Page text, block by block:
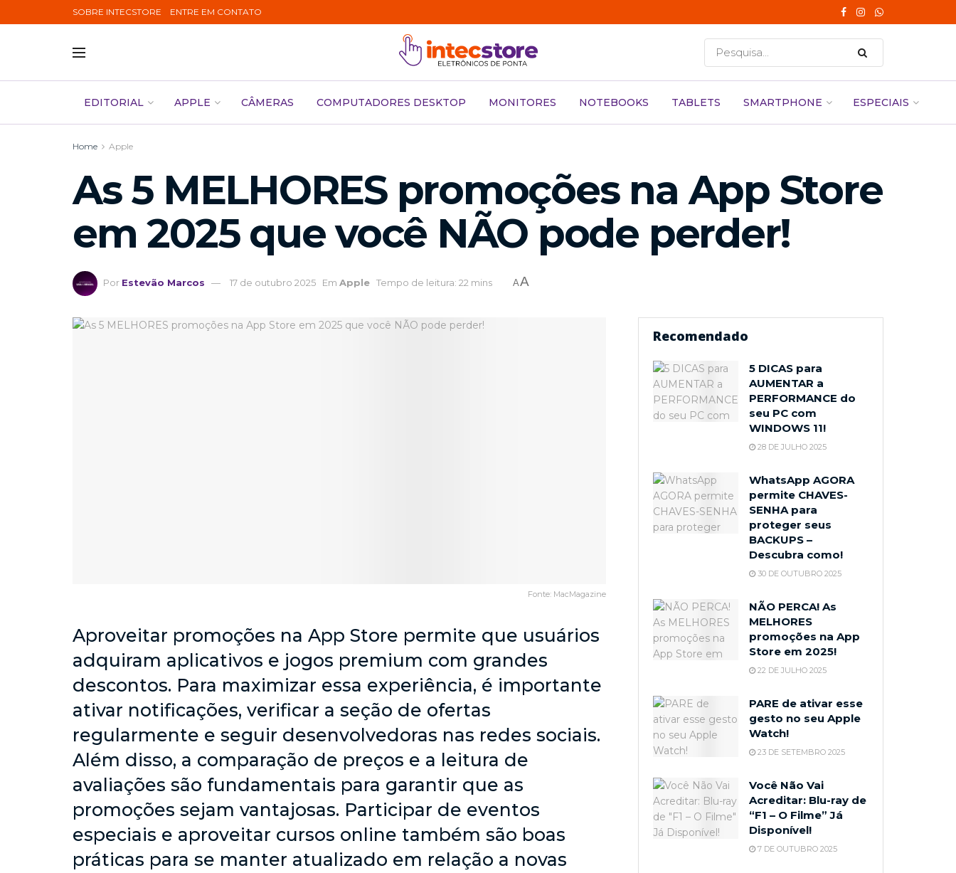
SOBRE INTECSTORE ENTRE EM CONTATO
EDITORIAL APPLE CÂMERAS COMPUTADORES DESKTOP MONITORES NOTEBOOKS TABLETS SMARTPHONE ESPECIAIS
Home Apple
As 5 MELHORES promoções na App Store
em 2025 que você NÃO pode perder!
Por Estevão Marcos 17 de outubro 2025 Em Apple Tempo de leitura: 22 mins AA
Fonte: MacMagazine
Aproveitar promoções na App Store permite que usuários
adquiram aplicativos e jogos premium com grandes
descontos. Para maximizar essa experiência, é importante
ativar notificações, verificar a seção de ofertas
regularmente e seguir desenvolvedoras nas redes sociais.
Além disso, a comparação de preços e a leitura de
avaliações são fundamentais para garantir que as
promoções sejam vantajosas. Participar de eventos
especiais e aproveitar cursos online também são boas
práticas para se manter atualizado em relação a novas
Recomendado
5 DICAS para
AUMENTAR a
PERFORMANCE do
seu PC com
WINDOWS 11!
28 DE JULHO 2025
WhatsApp AGORA
permite CHAVES-
SENHA para
proteger seus
BACKUPS –
Descubra como!
30 DE OUTUBRO 2025
NÃO PERCA! As
MELHORES
promoções na App
Store em 2025!
22 DE JULHO 2025
PARE de ativar esse
gesto no seu Apple
Watch!
23 DE SETEMBRO 2025
Você Não Vai
Acreditar: Blu-ray de
“F1 – O Filme” Já
Disponível!
7 DE OUTUBRO 2025